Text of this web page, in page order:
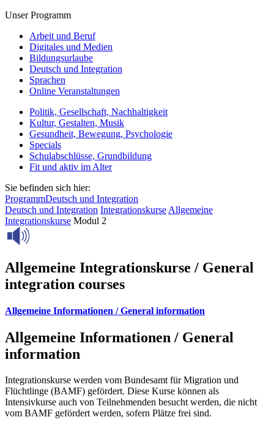
Unser Programm
Arbeit und Beruf
Digitales und Medien
Bildungsurlaube
Deutsch und Integration
Sprachen
Online Veranstaltungen
Politik, Gesellschaft, Nachhaltigkeit
Kultur, Gestalten, Musik
Gesundheit, Bewegung, Psychologie
Specials
Schulabschlüsse, Grundbildung
Fit und aktiv im Alter
Sie befinden sich hier:
ProgrammDeutsch und Integration
Deutsch und Integration Integrationskurse Allgemeine
Integrationskurse Modul 2
Allgemeine Integrationskurse / General
integration courses
Allgemeine Informationen / General information
Allgemeine Informationen / General
information
Integrationskurse werden vom Bundesamt für Migration und
Flüchtlinge (BAMF) gefördert. Diese Kurse können als
Intensivkurse auch von Teilnehmenden besucht werden, die nicht
vom BAMF gefördert werden, sofern Plätze frei sind.